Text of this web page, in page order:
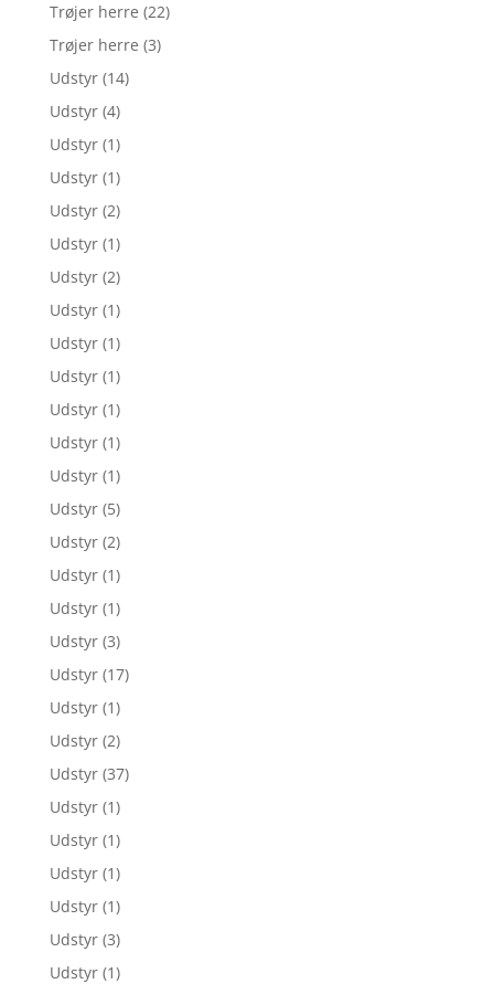
Trøjer herre (22)
Trøjer herre (3)
Udstyr (14)
Udstyr (4)
Udstyr (1)
Udstyr (1)
Udstyr (2)
Udstyr (1)
Udstyr (2)
Udstyr (1)
Udstyr (1)
Udstyr (1)
Udstyr (1)
Udstyr (1)
Udstyr (1)
Udstyr (5)
Udstyr (2)
Udstyr (1)
Udstyr (1)
Udstyr (3)
Udstyr (17)
Udstyr (1)
Udstyr (2)
Udstyr (37)
Udstyr (1)
Udstyr (1)
Udstyr (1)
Udstyr (1)
Udstyr (3)
Udstyr (1)